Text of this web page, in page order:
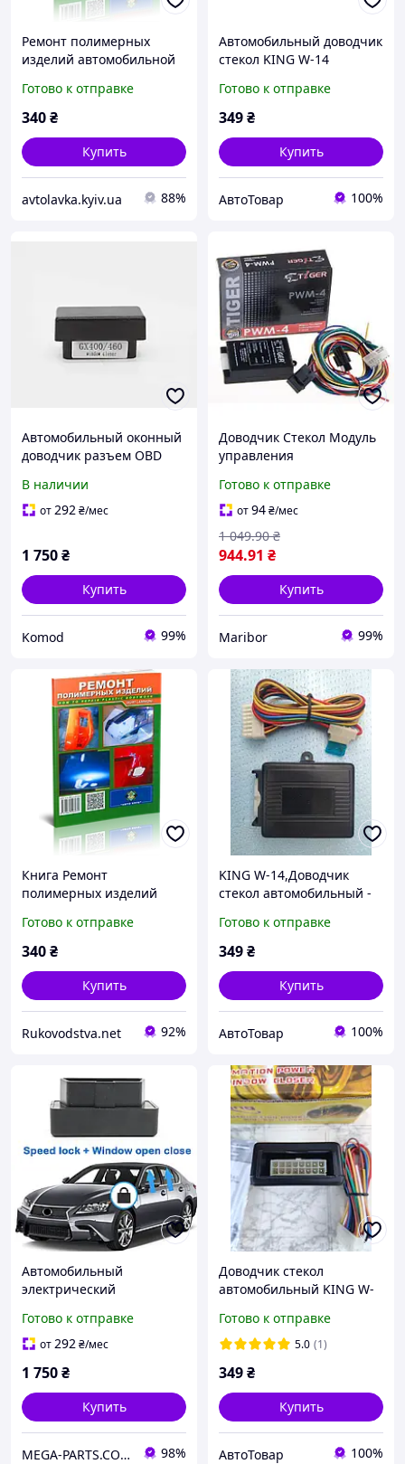
Ремонт полимерных
изделий автомобильной
Справочник
автомобилиста
Готово к отправке
340₴
Купить
avtolavka.kyiv.ua 88%
Автомобильный доводчик
стекол KING W-14
Готово к отправке
349₴
Купить
АвтоТовар 100%
Автомобильный оконный
доводчик разъем OBD
автомобилей Lexus GX
GX400/GX460 2010-2019
В наличии
от292₴/мес
1 750₴
Купить
Komod 99%
Доводчик Стекол Модуль
управления
cтекла Tiger PWM-4
Автомобильный M07
Готово к отправке
от94₴/мес
944.91 ₴
1 049.90 ₴
Купить
Maribor 99%
Книга Ремонт
полимерных изделий
мототехники: Справочник
автомобилиста
Готово к отправке
340₴
Купить
Rukovodstva.net 92%
KING W-14,Доводчик
стекол автомобильный -
стекла
Готово к отправке
349₴
Купить
АвтоТовар 100%
Автомобильный
электрический
доводчик окон для Lexus
GX 460 GS 300 350 450
Готово к отправке
от292₴/мес
1 750₴
Купить
MEGA-PARTS.COM.UA 98%
Доводчик стекол
автомобильный KING W-
Готово к отправке
5.0 (1)
349₴
Купить
АвтоТовар 100%